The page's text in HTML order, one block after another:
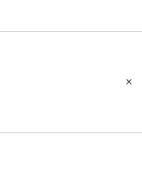
×